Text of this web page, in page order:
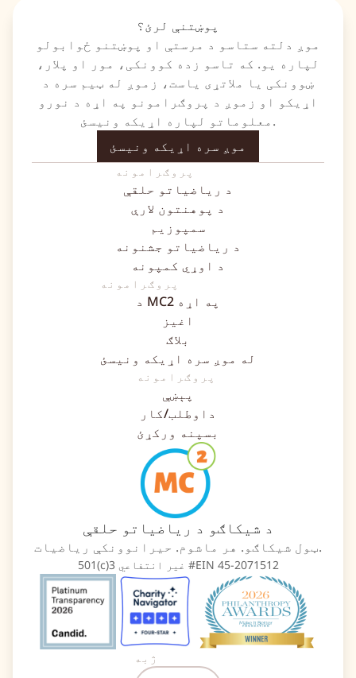
پوښتنې لرئ؟
موږ دلته ستاسو د مرستې او پوښتنو ځوابولو
لپاره یو. که تاسو زده کوونکی، مور او پلار،
ښوونکی یا ملاتړی یاست، زموږ له ټیم سره د
اړیکو او زموږ د پروګرامونو په اړه د نورو
معلوماتو لپاره اړیکه ونیسئ.
موږ سره اړیکه ونیسئ
د شیکاګو د ریاضیاتو حلقې
ټول شیکاګو. هر ماشوم. حیرانوونکې ریاضیات.
501(c)3 غیر انتفاعي #EIN 45-2071512
پروګرامونه
د ریاضیاتو حلقې
د پوهنتون لارې
سمپوزیم
د ریاضیاتو جشنونه
د اوړي کمپونه
پروګرامونه
د MC2 په اړه
اغیز
بلاګ
له موږ سره اړیکه ونیسئ
پروګرامونه
پېښې
داوطلب/کار
بسپنه ورکړئ
ژبه